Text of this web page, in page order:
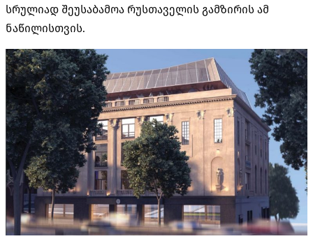
სრულიად შეუსაბამოა რუსთაველის გამზირის ამ
ნაწილისთვის.